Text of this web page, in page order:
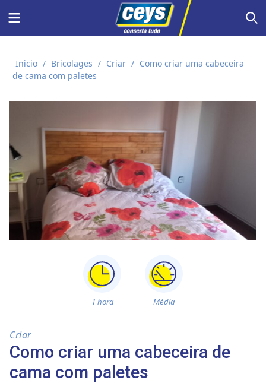
Menu
Inicio / Bricolages / Criar / Como criar uma cabeceira
de cama com paletes
1 hora Média
Criar
Como criar uma cabeceira de
cama com paletes